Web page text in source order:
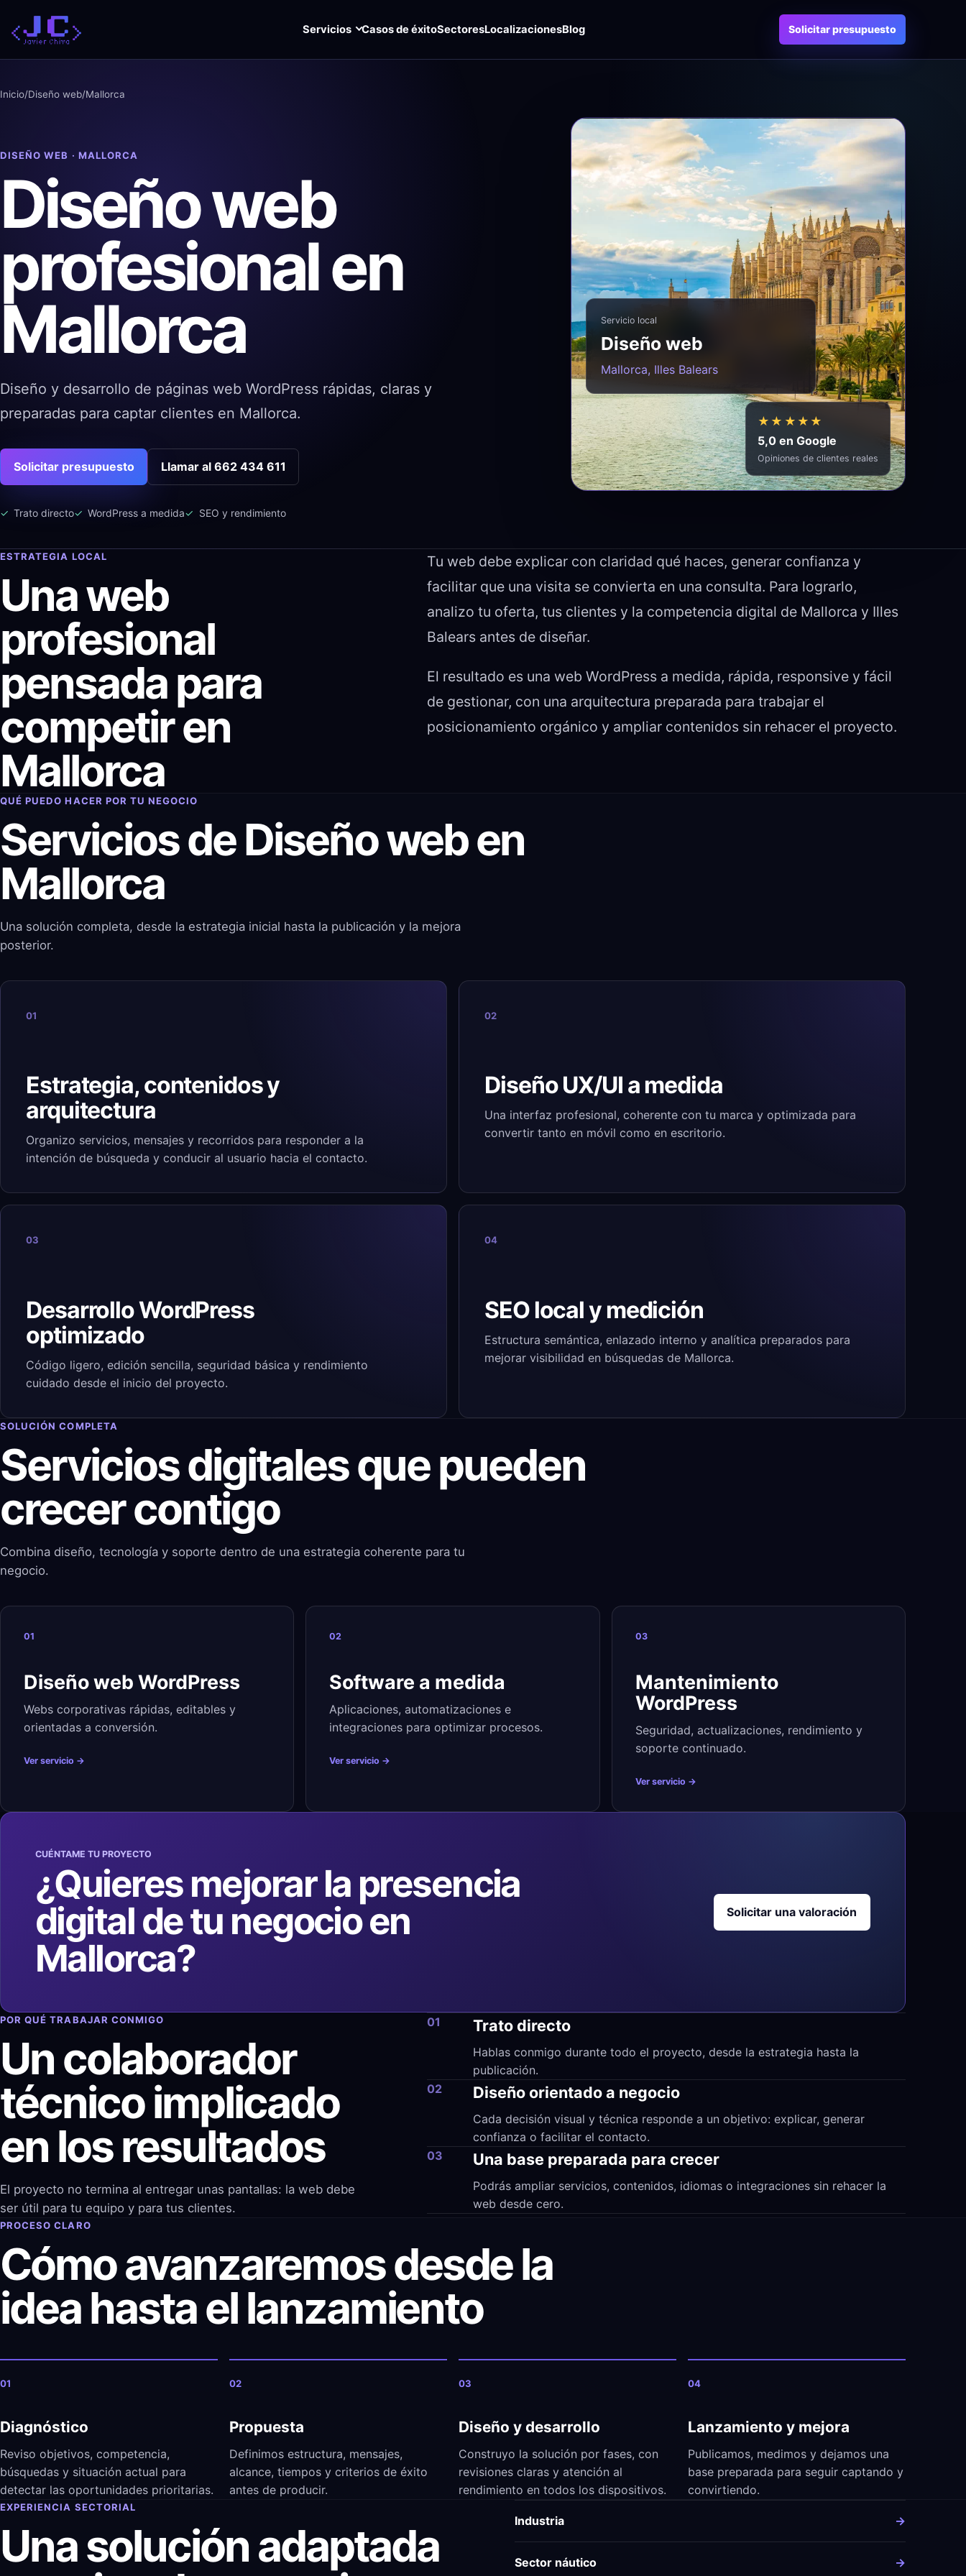
contenido
Servicios Casos de éxitoSectoresLocalizacionesBlog Solicitar presupuesto
Inicio/Diseño web/Mallorca
DISEÑO WEB · MALLORCA
Diseño web
profesional en
Mallorca
Diseño y desarrollo de páginas web WordPress rápidas, claras y
preparadas para captar clientes en Mallorca.
Solicitar presupuesto Llamar al 662 434 611
Trato directo WordPress a medida SEO y rendimiento
Servicio local
Diseño web
Mallorca, Illes Balears
★★★★★
5,0 en Google
Opiniones de clientes reales
ESTRATEGIA LOCAL
Una web
profesional
pensada para
competir en
Mallorca
Tu web debe explicar con claridad qué haces, generar confianza y
facilitar que una visita se convierta en una consulta. Para lograrlo,
analizo tu oferta, tus clientes y la competencia digital de Mallorca y Illes
Balears antes de diseñar.
El resultado es una web WordPress a medida, rápida, responsive y fácil
de gestionar, con una arquitectura preparada para trabajar el
posicionamiento orgánico y ampliar contenidos sin rehacer el proyecto.
QUÉ PUEDO HACER POR TU NEGOCIO
Servicios de Diseño web en
Mallorca
Una solución completa, desde la estrategia inicial hasta la publicación y la mejora
posterior.
01
Estrategia, contenidos y
arquitectura
Organizo servicios, mensajes y recorridos para responder a la
intención de búsqueda y conducir al usuario hacia el contacto.
02
Diseño UX/UI a medida
Una interfaz profesional, coherente con tu marca y optimizada para
convertir tanto en móvil como en escritorio.
03
Desarrollo WordPress
optimizado
Código ligero, edición sencilla, seguridad básica y rendimiento
cuidado desde el inicio del proyecto.
04
SEO local y medición
Estructura semántica, enlazado interno y analítica preparados para
mejorar visibilidad en búsquedas de Mallorca.
SOLUCIÓN COMPLETA
Servicios digitales que pueden
crecer contigo
Combina diseño, tecnología y soporte dentro de una estrategia coherente para tu
negocio.
01
Diseño web WordPress
Webs corporativas rápidas, editables y
orientadas a conversión.
Ver servicio →
02
Software a medida
Aplicaciones, automatizaciones e
integraciones para optimizar procesos.
Ver servicio →
03
Mantenimiento
WordPress
Seguridad, actualizaciones, rendimiento y
soporte continuado.
Ver servicio →
CUÉNTAME TU PROYECTO
¿Quieres mejorar la presencia
digital de tu negocio en
Mallorca?
Solicitar una valoración
POR QUÉ TRABAJAR CONMIGO
Un colaborador
técnico implicado
en los resultados
El proyecto no termina al entregar unas pantallas: la web debe
ser útil para tu equipo y para tus clientes.
01 Trato directo
Hablas conmigo durante todo el proyecto, desde la estrategia hasta la
publicación.
02
Diseño orientado a negocio
Cada decisión visual y técnica responde a un objetivo: explicar, generar
confianza o facilitar el contacto.
03
Una base preparada para crecer
Podrás ampliar servicios, contenidos, idiomas o integraciones sin rehacer la
web desde cero.
PROCESO CLARO
Cómo avanzaremos desde la
idea hasta el lanzamiento
01
Diagnóstico
Reviso objetivos, competencia,
búsquedas y situación actual para
detectar las oportunidades prioritarias.
02
Propuesta
Definimos estructura, mensajes,
alcance, tiempos y criterios de éxito
antes de producir.
03
Diseño y desarrollo
Construyo la solución por fases, con
revisiones claras y atención al
rendimiento en todos los dispositivos.
04
Lanzamiento y mejora
Publicamos, medimos y dejamos una
base preparada para seguir captando y
convirtiendo.
EXPERIENCIA SECTORIAL
Una solución adaptada
Industria →
Sector náutico →